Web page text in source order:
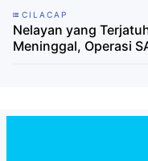
CILACAP
Nelayan yang
Meninggal, Operasi